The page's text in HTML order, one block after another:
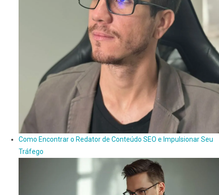
Como Encontrar o Redator de Conteúdo SEO e Impulsionar Seu
Tráfego